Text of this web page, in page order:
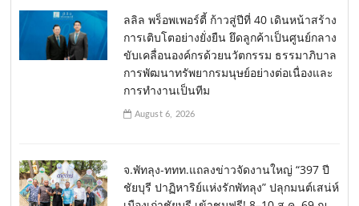
ลลิล พร็อพเพอร์ตี้ ก้าวสู่ปีที่ 40 เดินหน้าสร้าง
การเติบโตอย่างยั่งยืน ยึดลูกค้าเป็นศูนย์กลาง
ขับเคลื่อนองค์กรด้วยนวัตกรรม ธรรมาภิบาล
การพัฒนาทรัพยากรมนุษย์อย่างต่อเนื่องและ
การทำงานเป็นทีม
August 6, 2026
จ.พัทลุง-ททท.แถลงข่าวจัดงานใหญ่ “397 ปี
ชัยบุรี ปาฏิหาริย์แห่งรักพัทลุง” ปลุกมนต์เสน่ห์